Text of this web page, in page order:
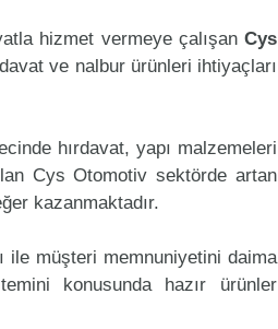
hizmet vermeye çalışan Cys
ve nalbur ürünleri ihtiyaçları
hırdavat, yapı malzemeleri
Cys Otomotiv sektörde artan
kazanmaktadır.
ile müşteri memnuniyetini daima
konusunda hazır ürünler